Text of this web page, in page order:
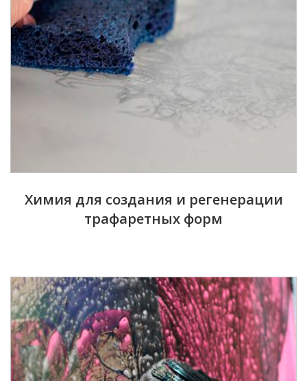
Химия для создания и регенерации
трафаретных форм